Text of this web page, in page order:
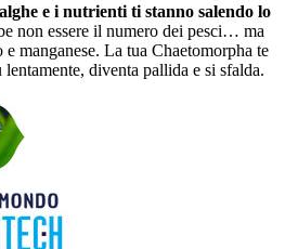
e i nutrienti ti stanno salendo lo
non essere il numero dei pesci… ma
manganese. La tua Chaetomorpha te
lentamente, diventa pallida e si sfalda.